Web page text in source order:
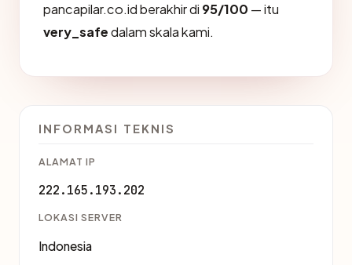
pancapilar.co.id berakhir di 95/100 — itu
very_safedalam skala kami.
INFORMASI TEKNIS
ALAMAT IP
222.165.193.202
LOKASI SERVER
Indonesia